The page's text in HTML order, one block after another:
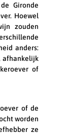
Gironde
Hoewel
zouden
anders:
afhankelijk
of
of de
worden
ze